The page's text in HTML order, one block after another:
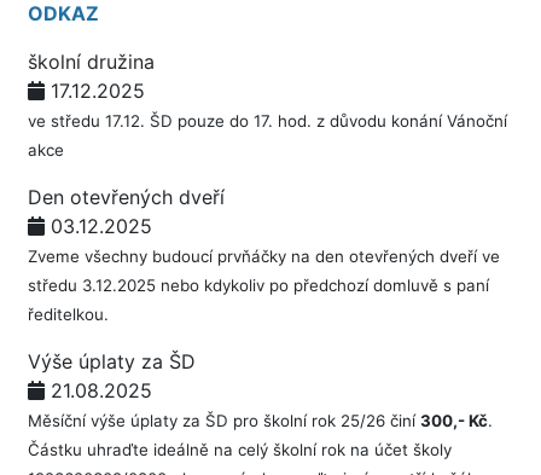
ODKAZ
školní družina
17.12.2025
ve středu 17.12. ŠD pouze do 17. hod. z důvodu konání Vánoční
akce
Den otevřených dveří
03.12.2025
Zveme všechny budoucí prvňáčky na den otevřených dveří ve
středu 3.12.2025 nebo kdykoliv po předchozí domluvě s paní
ředitelkou.
Výše úplaty za ŠD
21.08.2025
Měsíční výše úplaty za ŠD pro školní rok 25/26 činí300,- Kč.
Částku uhraďte ideálně na celý školní rok na účet školy